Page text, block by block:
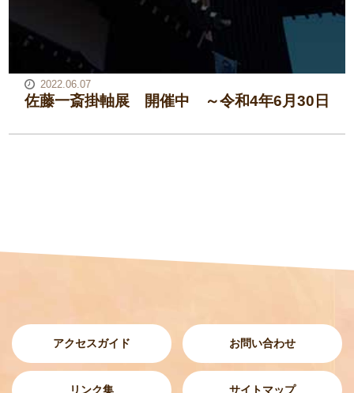
2022.06.07
佐藤一斎掛軸展 開催中 ～令和4年6月30日
アクセスガイド お問い合わせ
リンク集 サイトマップ